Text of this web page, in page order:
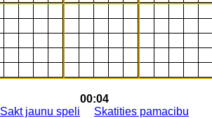
00:04
Sakt jaunu speli
Skatities pamacibu